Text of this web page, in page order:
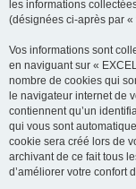
les informations
(désignées ci-après par
Vos informations sont
en naviguant sur «
nombre de cookies qui
le navigateur internet de
contiennent qu’un
qui vous sont
cookie sera créé lors de
archivant de ce fait tous
d’améliorer votre confort